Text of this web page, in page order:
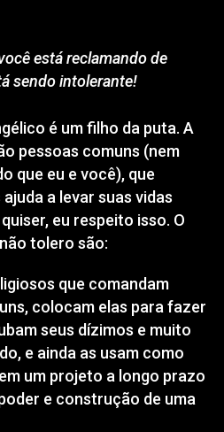
está reclamando de
sendo intolerante!
é um filho da puta. A
pessoas comuns (nem
que eu e você), que
a levar suas vidas
eu respeito isso. O
tolero são:
que comandam
colocam elas para fazer
seus dízimos e muito
e ainda as usam como
um projeto a longo prazo
e construção de uma